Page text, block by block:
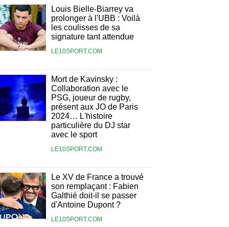
Louis Bielle-Biarrey va
prolonger à l'UBB : Voilà
les coulisses de sa
signature tant attendue
LE10SPORT.COM
Mort de Kavinsky :
Collaboration avec le
PSG, joueur de rugby,
présent aux JO de Paris
2024… L'histoire
particulière du DJ star
avec le sport
LE10SPORT.COM
Le XV de France a trouvé
son remplaçant : Fabien
Galthié doit-il se passer
d'Antoine Dupont ?
LE10SPORT.COM